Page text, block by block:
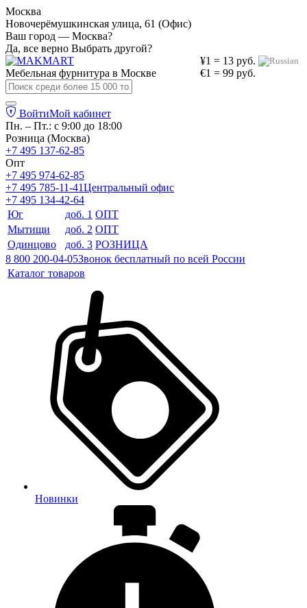
Москва
Новочерёмушкинская улица, 61 (Офис)
Ваш город — Москва?
Да, все верно Выбрать другой?
¥1 = 13 руб.
€1 = 99 руб.
Мебельная фурнитура в Москве
ВойтиМой кабинет
Пн. – Пт.: с 9:00 до 18:00
Розница (Москва)
+7 495 137-62-85
Опт
+7 495 974-62-85
+7 495 785-11-41Центральный офис
+7 495 134-42-64
Юг
доб. 1 ОПТ
Мытищи
доб. 2 ОПТ
Одинцово
доб. 3 РОЗНИЦА
8 800 200-04-05Звонок бесплатный по всей России
Каталог товаров
Новинки